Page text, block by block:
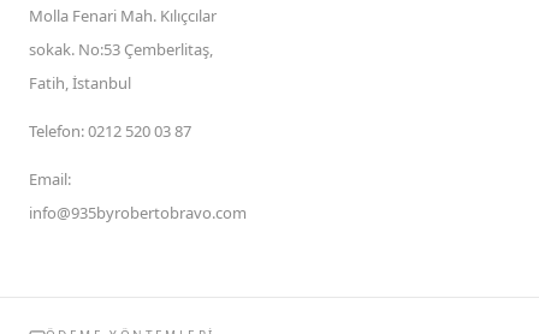
Molla Fenari Mah. Kılıçcılar
sokak. No:53 Çemberlitaş,
Fatih, İstanbul
Telefon:0212 520 03 87
Email:
info@935byrobertobravo.com